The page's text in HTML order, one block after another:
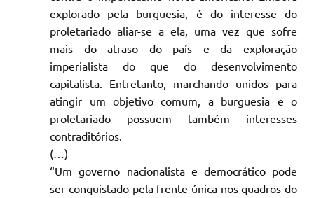
explorado pela burguesia, é do interesse do
proletariado aliar-se a ela, uma vez que sofre
mais do atraso do país e da exploração
imperialista do que do desenvolvimento
capitalista. Entretanto, marchando unidos para
atingir um objetivo comum, a burguesia e o
proletariado possuem também interesses
contraditórios.
(…)
“Um governo nacionalista e democrático pode
ser conquistado pela frente única nos quadros do